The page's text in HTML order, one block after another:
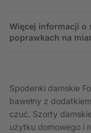
Więcej informacji o
poprawkach na
Spodenki damskie
bawełny z
czuć. Szorty
użytku domowego i